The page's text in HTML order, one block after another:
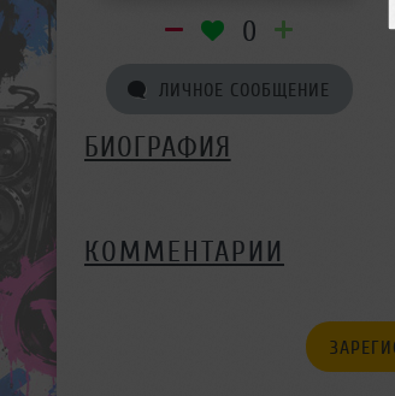
0
ЛИЧНОЕ СООБЩЕНИЕ
БИОГРАФИЯ
КОММЕНТАРИИ